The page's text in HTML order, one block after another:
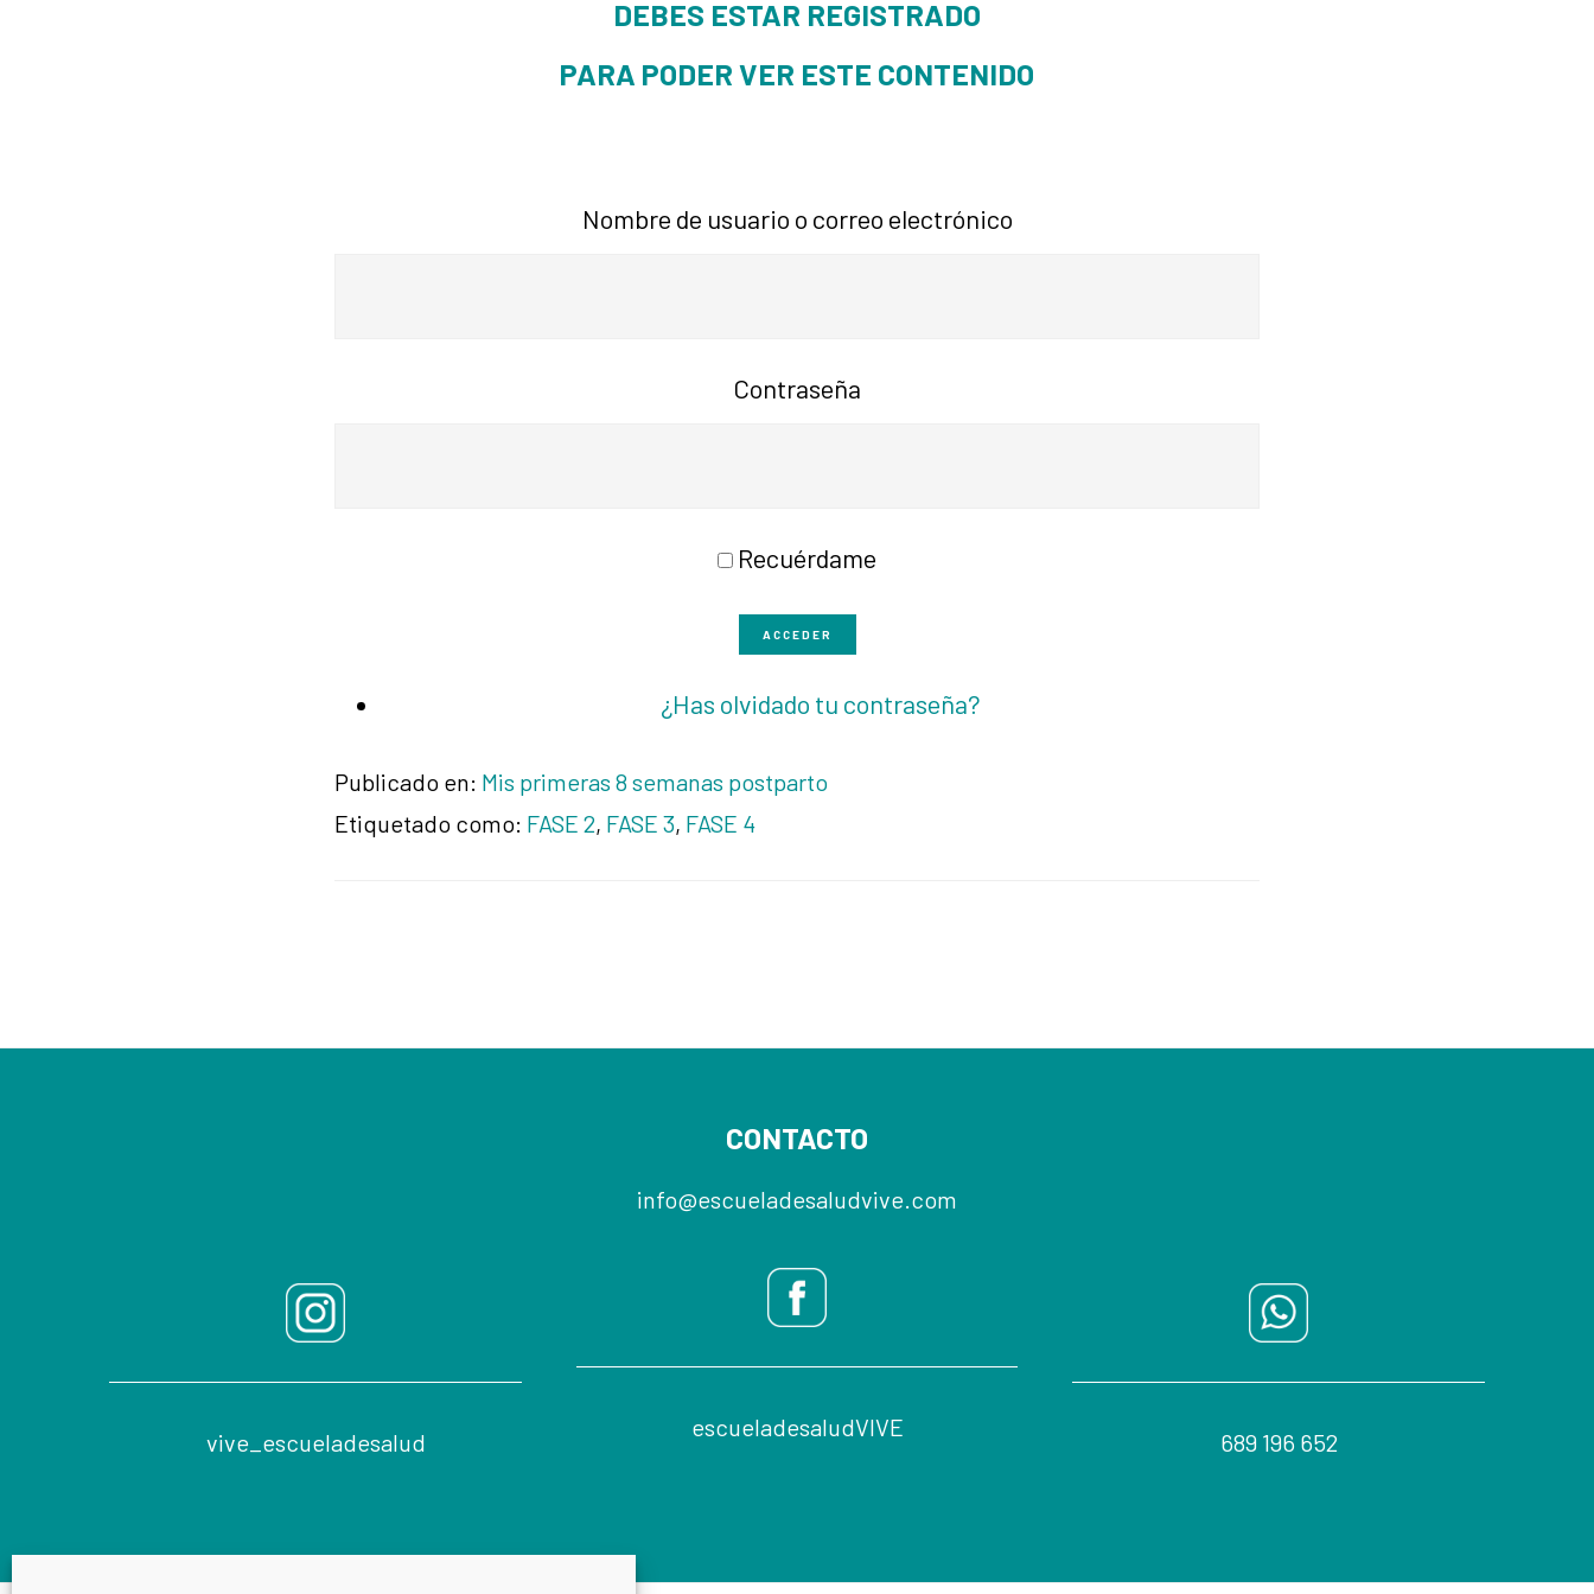
DEBES ESTAR REGISTRADO
PARA PODER VER ESTE CONTENIDO
Nombre de usuario o correo electrónico
Contraseña
Recuérdame
ACCEDER
¿Has olvidado tu contraseña?
Publicado en: Mis primeras 8 semanas postparto
Etiquetado como: FASE 2, FASE 3, FASE 4
vive_escueladesalud
CONTACTO
info@escueladesaludvive.com
escueladesaludVIVE
689 196 652